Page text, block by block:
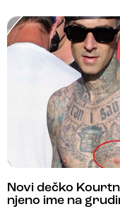
Novi dečko
njeno ime na